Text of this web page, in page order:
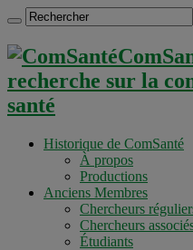
recherche sur la
santé
Historique de ComSanté
À propos
Productions
Anciens Membres
Chercheurs
Chercheurs
Étudiants